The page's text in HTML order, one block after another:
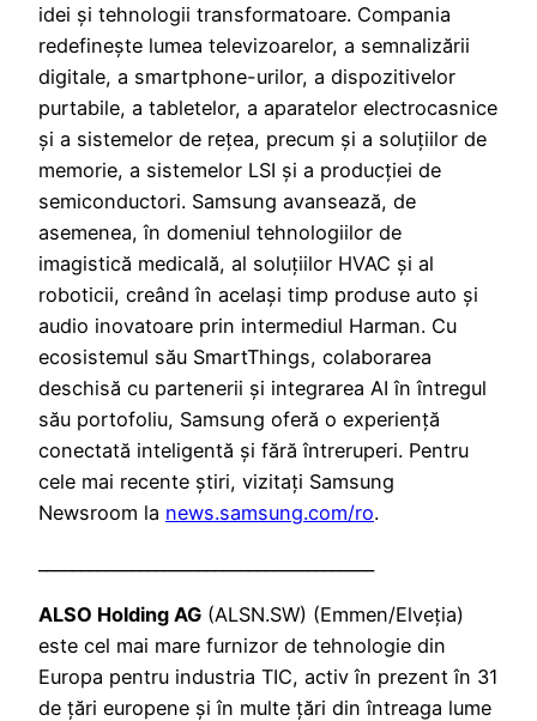
idei și tehnologii transformatoare. Compania
redefinește lumea televizoarelor, a semnalizării
digitale, a smartphone-urilor, a dispozitivelor
purtabile, a tabletelor, a aparatelor electrocasnice
și a sistemelor de rețea, precum și a soluțiilor de
memorie, a sistemelor LSI și a producției de
semiconductori. Samsung avansează, de
asemenea, în domeniul tehnologiilor de
imagistică medicală, al soluțiilor HVAC și al
roboticii, creând în același timp produse auto și
audio inovatoare prin intermediul Harman. Cu
ecosistemul său SmartThings, colaborarea
deschisă cu partenerii și integrarea AI în întregul
său portofoliu, Samsung oferă o experiență
conectată inteligentă și fără întreruperi. Pentru
cele mai recente știri, vizitați Samsung
Newsroom la news.samsung.com/ro.
ALSO Holding AG (ALSN.SW) (Emmen/Elveția)
este cel mai mare furnizor de tehnologie din
Europa pentru industria TIC, activ în prezent în 31
de țări europene și în multe țări din întreaga lume